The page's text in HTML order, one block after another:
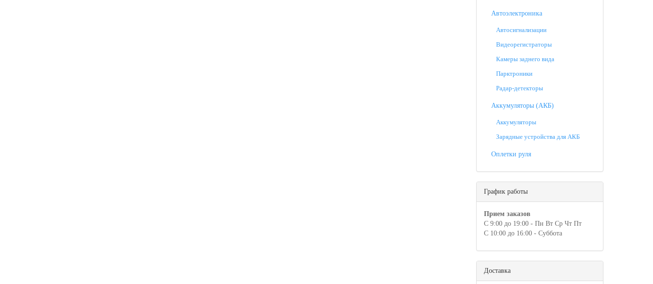
Автоэлектроника
Автосигнализации
Видеорегистраторы
Камеры заднего вида
Парктроники
Радар-детекторы
Аккумуляторы (АКБ)
Аккумуляторы
Зарядные устройства для АКБ
Оплетки руля
График работы
Прием заказов
С 9:00 до 19:00 - Пн Вт Ср Чт Пт
С 10:00 до 16:00 - Суббота
Доставка